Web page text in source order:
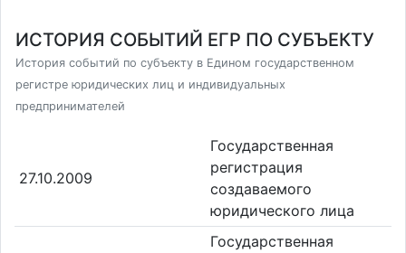
ИСТОРИЯ СОБЫТИЙ ЕГР ПО СУБЪЕКТУ
История событий по субъекту в Едином государственном
регистре юридических лиц и индивидуальных
предпринимателей
27.10.2009
Государственная
регистрация
создаваемого
юридического лица
Государственная